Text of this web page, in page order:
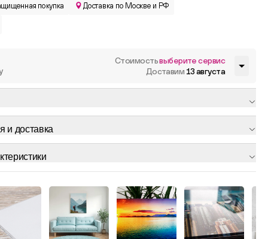
покупка Доставка по Москве и РФ
Стоимостьвыберите сервис
Доставим 13 августа
и доставка